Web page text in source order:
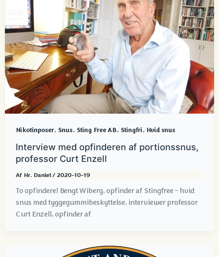
Nikotinposer, Snus, Sting Free AB, Stingfri, Hvid snus
Interview med opfinderen af portionssnus,
professor Curt Enzell
Af Hr. Daniel/ 2020-10-19
To opfindere! Bengt Wiberg, opfinder af Stingfree - hvid
snus med tyggegummibeskyttelse, interviewer professor
Curt Enzell, opfinder af